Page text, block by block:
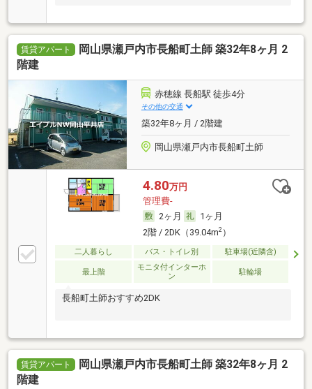
賃貸アパート
岡山県瀬戸内市長船町土師 築32年8ヶ月 2
階建
赤穂線 長船駅 徒歩4分
その他の交通
築32年8ヶ月 / 2階建
岡山県瀬戸内市長船町土師
4.80万円
管理費-
2ヶ月
1ヶ月
2階 / 2DK（39.04m2）
二人暮らし バス・トイレ別 駐車場(近隣含)
最上階
モニタ付インターホ
ン
駐輪場
長船町土師おすすめ2DK
賃貸アパート
岡山県瀬戸内市長船町土師 築32年8ヶ月 2
階建